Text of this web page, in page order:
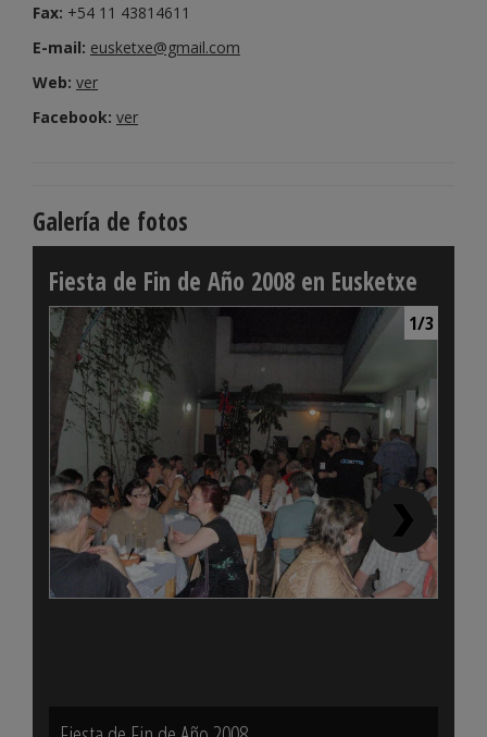
Fax: +54 11 43814611
E-mail: eusketxe@gmail.com
Web: ver
Facebook: ver
Galería de fotos
Fiesta de Fin de Año 2008 en Eusketxe
1/3